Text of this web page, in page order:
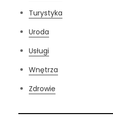
Turystyka
Uroda
Usługi
Wnętrza
Zdrowie